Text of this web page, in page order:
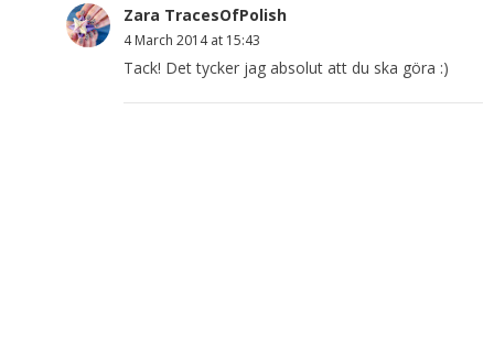
Zara TracesOfPolish
4 March 2014 at 15:43
Tack! Det tycker jag absolut att du ska göra :)